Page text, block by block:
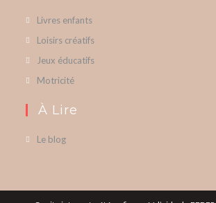
Livres enfants
Loisirs créatifs
Jeux éducatifs
Motricité
À Lire
Le blog